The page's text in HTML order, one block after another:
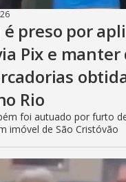
preso por
Pix e
Rio
foi autuado por furto
imóvel de São Cristóvão